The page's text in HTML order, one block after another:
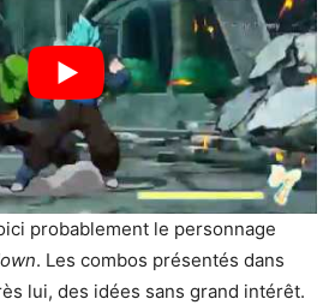
probablement le personnage
. Les combos présentés dans
lui, des idées sans grand intérêt.